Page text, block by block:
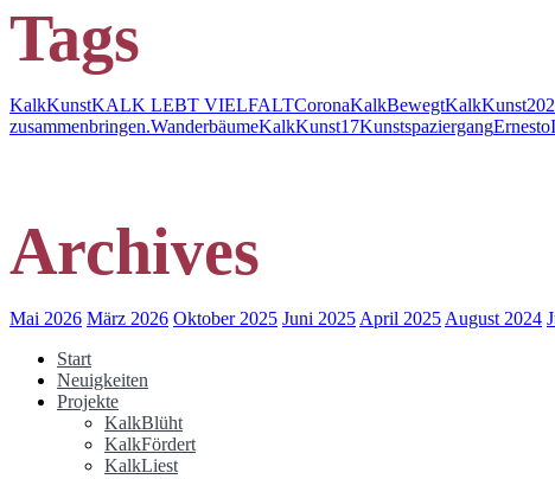
Tags
KalkKunstKALK LEBT VIELFALTCoronaKalkBewegt
zusammenbringen.WanderbäumeKalkKunst17KunstspaziergangErnesto
Archives
Mai 2026 März 2026 Oktober 2025 Juni 2025 April 2025 August 2024
Start
Neuigkeiten
Projekte
KalkBlüht
KalkFördert
KalkLiest